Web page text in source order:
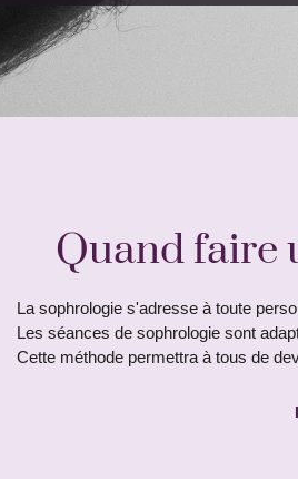
Quand faire
La sophrologie s'adresse à toute
Les séances de sophrologie sont
Cette méthode permettra à tous de